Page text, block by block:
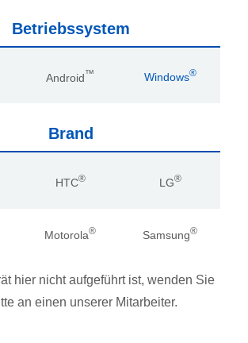
Betriebssystem
Android™ Windows®
Brand
HTC® LG®
Motorola® Samsung®
hier nicht aufgeführt ist, wenden Sie
an einen unserer Mitarbeiter.